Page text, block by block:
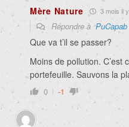
Mère Nature 3 mois il
Répondre àPuCapab
Que va t’il se passer?
Moins de pollution. C’est
portefeuille. Sauvons la
0 -1